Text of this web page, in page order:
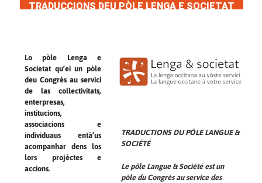
TRADUCCIONS DEU PÒLE LENGA E SOCIETAT
Lo pòle Lenga e
Societat qu’ei un pòle
deu Congrès au servici
de las collectivitats,
enterpresas,
institucions,
associacions e
individuaus entà’us
acompanhar dens los
lors projèctes e
accions.
TRADUCTIONS DU PÔLE LANGUE &
SOCIÉTÉ
Le pôle Langue & Société est un
pôle du Congrès au service des